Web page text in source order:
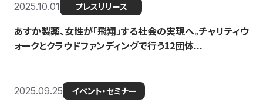
2025.10.01 プレスリリース
あすか製薬、女性が「飛翔」する社会の実現へ。チャリティウ
ォークとクラウドファンディングで行う12団体...
2025.09.25 イベント・セミナー